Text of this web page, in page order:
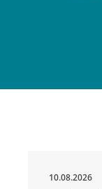
10.08.2026